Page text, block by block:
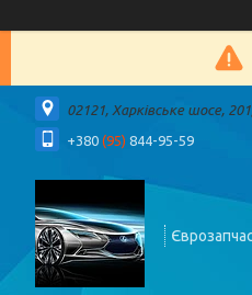
02121, Харківське шосе,
+380 (95) 844-95-59